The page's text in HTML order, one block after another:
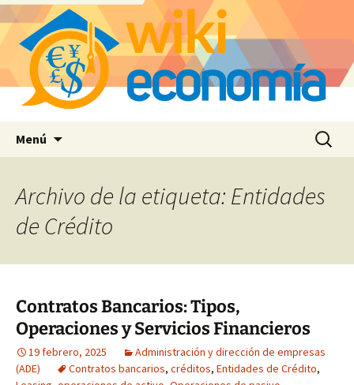
Menú Buscar:
Archivo de la etiqueta: Entidades
de Crédito
Contratos Bancarios: Tipos,
Operaciones y Servicios Financieros
19 febrero, 2025
Administración y dirección de empresas
(ADE)
Contratos bancarios, créditos, Entidades de Crédito,